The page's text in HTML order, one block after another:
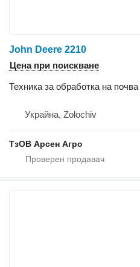
John Deere 2210
Цена при поискване
Техника за обработка на
Украйна, Zolochiv
ТзОВ Арсен Агро